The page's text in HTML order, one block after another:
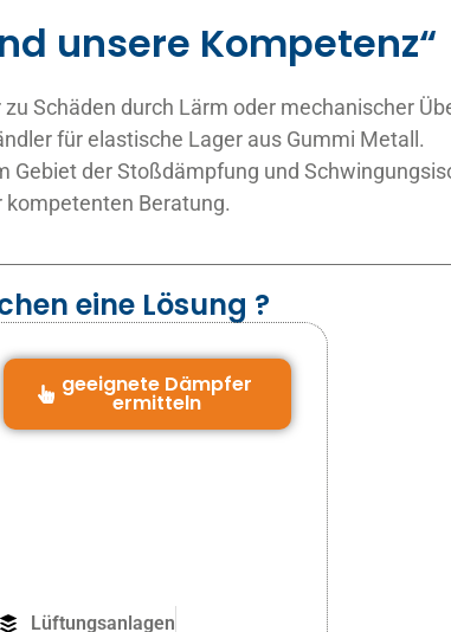
unsere Kompetenz“
Schäden durch Lärm oder mechanischer
für elastische Lager aus Gummi Metall.
Gebiet der Stoßdämpfung und
kompetenten Beratung.
eine Lösung ?
geeignete Dämpfer
ermitteln
Lüftungsanlagen